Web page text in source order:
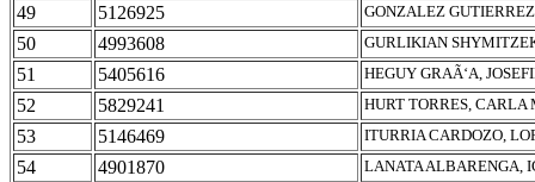
49 5126925 GONZALEZ
50 4993608 GURLIKIAN
51 5405616 HEGUY GRAÃ‘A,
52 5829241 HURT TORRES, CARLA
53 5146469 ITURRIA CARDOZO,
54 4901870 LANATA ALBARENGA,